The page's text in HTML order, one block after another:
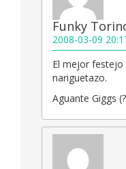
Funky
2008-03-09
El mejor festejo
nariguetazo.
Aguante Giggs